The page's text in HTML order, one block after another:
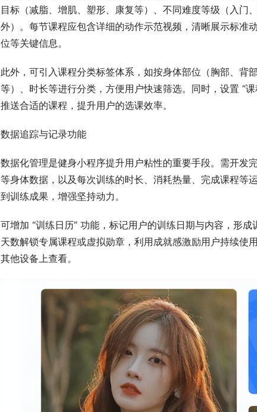
目标（减脂、增肌、塑形、康复等）、不同难度等级（入门
外）。每节课程应包含详细的动作示范视频，清晰展示标准
位等关键信息。
此外，可引入课程分类标签体系，如按身体部位（胸部、背
等）、时长等进行分类，方便用户快速筛选。同时，设置 “
推送合适的课程，提升用户的选课效率。
数据追踪与记录功能
数据化管理是健身小程序提升用户粘性的重要手段。需开发
等身体数据，以及每次训练的时长、消耗热量、完成课程等
到训练成果，增强坚持动力。
可增加 “训练日历” 功能，标记用户的训练日期与内容，形
天数解锁专属课程或虚拟勋章，利用成就感激励用户持续使
其他设备上查看。